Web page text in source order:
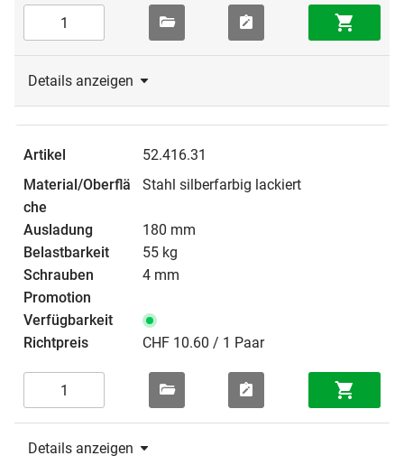
Details anzeigen
52.416.31
Stahl silberfarbig lackiert
180 mm
55 kg
4 mm
CHF 10.60 / 1 Paar
Details anzeigen